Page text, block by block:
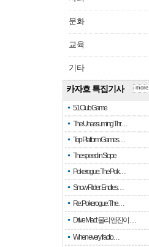
문화
교육
기타
카자흐 특집기사
51 Club Game
The Unassuming Thr…
Top Platform Games…
The speed in Slope
Pokerogue: The Pok…
Snow Rider: Endles…
Re: Pokerogue: The…
Drive Mad: 물리 엔진이 …
When every fractio…
more